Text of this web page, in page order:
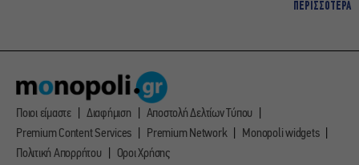
ΠΕΡΙΣΣΟΤΕΡΑ
Ποιοι είμαστε Διαφήμιση
Αποστολή Δελτίων Τύπου
Premium Content Services
Premium Network
Monopoli widgets
Πολιτική Απορρήτου
Οροι Χρήσης